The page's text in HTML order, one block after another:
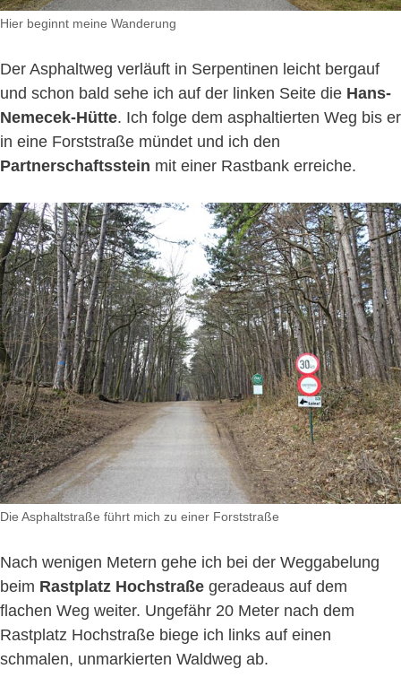
Hier beginnt meine Wanderung
Der Asphaltweg verläuft in Serpentinen leicht bergauf
und schon bald sehe ich auf der linken Seite die Hans-
Nemecek-Hütte. Ich folge dem asphaltierten Weg bis er
in eine Forststraße mündet und ich den
Partnerschaftsstein mit einer Rastbank erreiche.
Die Asphaltstraße führt mich zu einer Forststraße
Nach wenigen Metern gehe ich bei der Weggabelung
beim Rastplatz Hochstraße geradeaus auf dem
flachen Weg weiter. Ungefähr 20 Meter nach dem
Rastplatz Hochstraße biege ich links auf einen
schmalen, unmarkierten Waldweg ab.